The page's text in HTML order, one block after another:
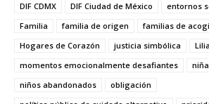
DIF CDMX
DIF Ciudad de México entornos
Familia
familia de origen
familias de
Hogares de Corazón
justicia simbólica
momentos emocionalmente desafiantes
niños abandonados
obligación